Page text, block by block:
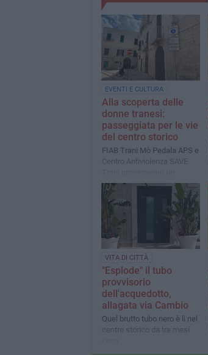
EVENTI E CULTURA
Alla scoperta delle
donne tranesi:
passeggiata per le vie
del centro storico
FIAB Trani Mò Pedala APS e
Centro Antiviolenza SAVE
percorso guidato
VITA DI CITTÀ
"Esplode" il tubo
provvisorio
dell'acquedotto,
allagata via Cambio
Quel brutto tubo nero è lì nel
centro storico da tre mesi